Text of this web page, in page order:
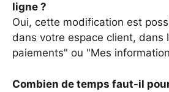
ligne ?
Oui, cette modification est
dans votre espace client, dans
paiements" ou "Mes
Combien de temps faut-il